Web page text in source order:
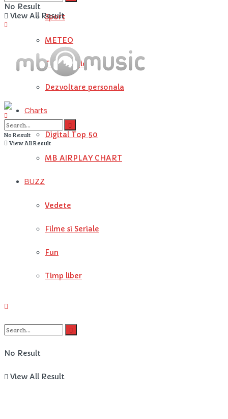
Sport
METEO
Tehnologie
Dezvoltare personala
Charts
Digital Top 50
MB AIRPLAY CHART
BUZZ
Vedete
Filme si Seriale
Fun
Timp liber
No Result
View All Result
No Result
View All Result
No Result
View All Result